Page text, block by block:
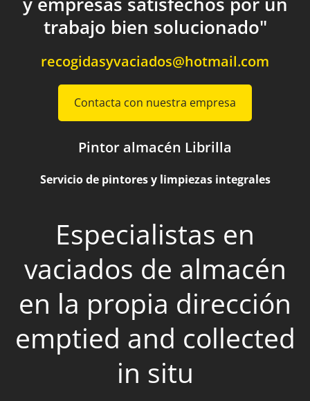
trabajo bien solucionado"
recogidasyvaciados@hotmail.com
Contacta con nuestra empresa
Pintor almacén Librilla
Servicio de pintores y limpiezas integrales
Especialistas en
vaciados de almacén
en la propia dirección
emptied and collected
in situ